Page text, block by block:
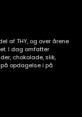
af THY, og over årene
I dag omfatter
chokolade, slik,
opdagelse i på